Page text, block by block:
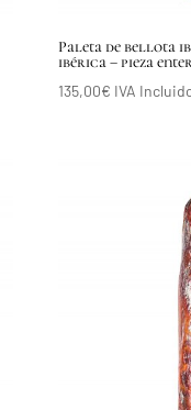
Paleta de bellota
ibérica – pieza
135,00€ IVA